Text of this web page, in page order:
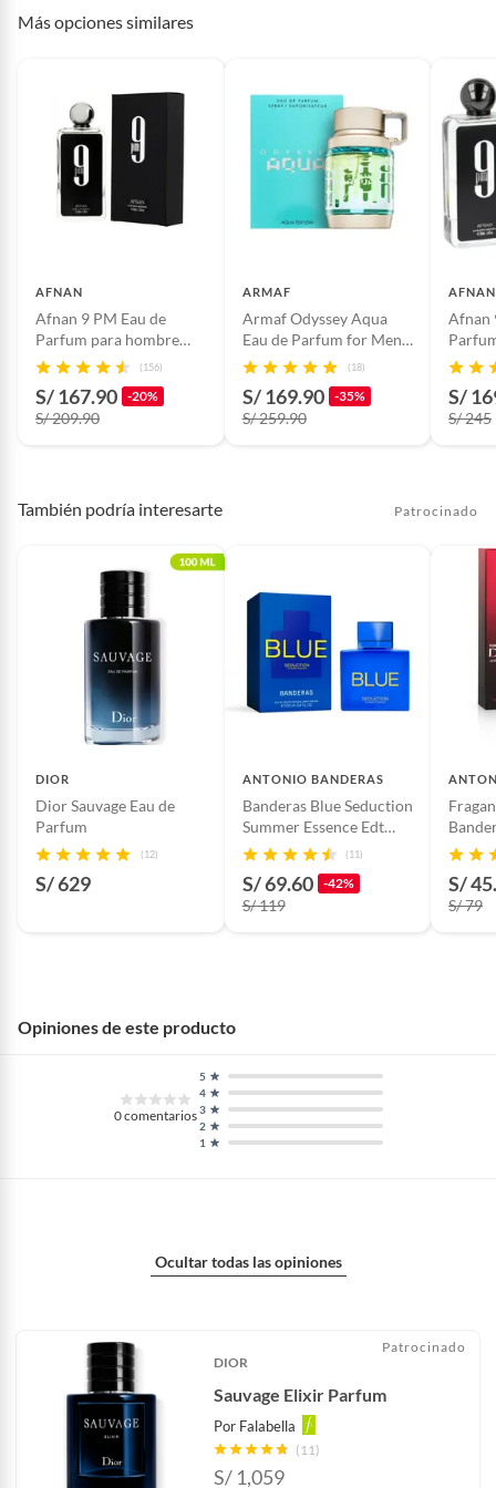
Más opciones similares
AFNAN
Afnan 9 PM Eau de
Parfum para hombre
100ml
(156)
S/ 167.90 -20%
S/ 209.90
ARMAF
Armaf Odyssey Aqua
Eau de Parfum for Men
100ml
(18)
S/ 169.90 -35%
S/ 259.90
AFNAN
Afnan
S/
S/ 245
También podría interesarte Patrocinado
DIOR
Dior Sauvage Eau de
Parfum
(12)
S/ 629
ANTONIO BANDERAS
Banderas Blue Seduction
Summer Essence Edt
100Ml
(11)
S/ 69.60 -42%
S/ 119
S/
S/ 79
Opiniones de este producto
0comentarios
1
2
3
4
5
Ocultar todas las opiniones
DIOR
Sauvage Elixir Parfum
Por Falabella
(11)
S/ 1,059
Patrocinado